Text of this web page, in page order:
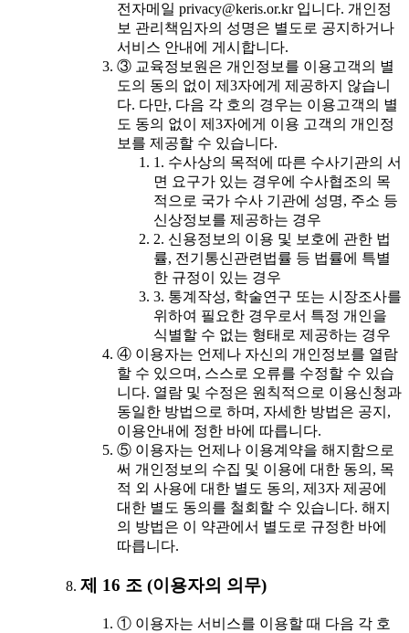
전자메일 privacy@keris.or.kr 입니다. 개인정
보 관리책임자의 성명은 별도로 공지하거나
서비스 안내에 게시합니다.
③ 교육정보원은 개인정보를 이용고객의 별
도의 동의 없이 제3자에게 제공하지 않습니
다. 다만, 다음 각 호의 경우는 이용고객의 별
도 동의 없이 제3자에게 이용 고객의 개인정
보를 제공할 수 있습니다.
1. 수사상의 목적에 따른 수사기관의 서
면 요구가 있는 경우에 수사협조의 목
적으로 국가 수사 기관에 성명, 주소 등
신상정보를 제공하는 경우
2. 신용정보의 이용 및 보호에 관한 법
률, 전기통신관련법률 등 법률에 특별
한 규정이 있는 경우
3. 통계작성, 학술연구 또는 시장조사를
위하여 필요한 경우로서 특정 개인을
식별할 수 없는 형태로 제공하는 경우
④ 이용자는 언제나 자신의 개인정보를 열람
할 수 있으며, 스스로 오류를 수정할 수 있습
니다. 열람 및 수정은 원칙적으로 이용신청과
동일한 방법으로 하며, 자세한 방법은 공지,
이용안내에 정한 바에 따릅니다.
⑤ 이용자는 언제나 이용계약을 해지함으로
써 개인정보의 수집 및 이용에 대한 동의, 목
적 외 사용에 대한 별도 동의, 제3자 제공에
대한 별도 동의를 철회할 수 있습니다. 해지
의 방법은 이 약관에서 별도로 규정한 바에
따릅니다.
제 16 조 (이용자의 의무)
① 이용자는 서비스를 이용할 때 다음 각 호